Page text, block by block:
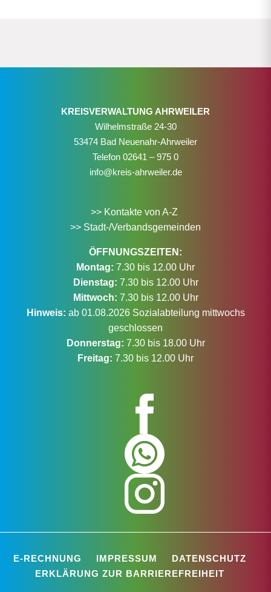
KREISVERWALTUNG AHRWEILER
Wilhelmstraße 24-30
53474 Bad Neuenahr-Ahrweiler
Telefon 02641 – 975 0
info@kreis-ahrweiler.de
>> Kontakte von A-Z
>> Stadt-/Verbandsgemeinden
ÖFFNUNGSZEITEN:
Montag: 7.30 bis 12.00 Uhr
Dienstag: 7.30 bis 12.00 Uhr
Mittwoch: 7.30 bis 12.00 Uhr
Hinweis: ab 01.08.2026 Sozialabteilung mittwochs
geschlossen
Donnerstag: 7.30 bis 18.00 Uhr
Freitag: 7.30 bis 12.00 Uhr
E-RECHNUNG IMPRESSUM
DATENSCHUTZ
ERKLÄRUNG ZUR BARRIEREFREIHEIT